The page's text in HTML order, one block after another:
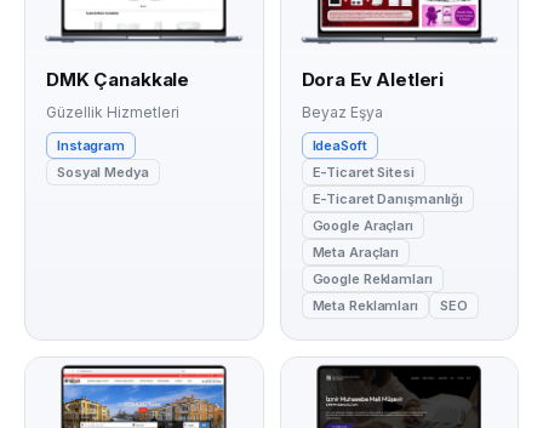
DMK Çanakkale
Güzellik Hizmetleri
Instagram
Sosyal Medya
Dora Ev Aletleri
Beyaz Eşya
IdeaSoft
E-Ticaret Sitesi
E-Ticaret Danışmanlığı
Google Araçları
Meta Araçları
Google Reklamları
Meta Reklamları
SEO